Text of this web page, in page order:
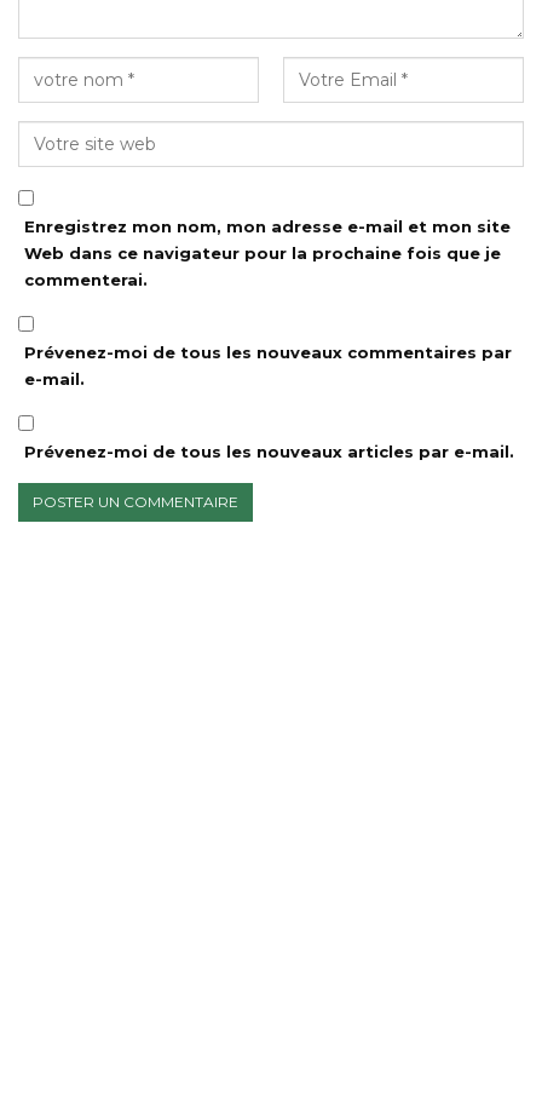
Enregistrez mon nom, mon adresse e-mail et mon site
Web dans ce navigateur pour la prochaine fois que je
commenterai.
Prévenez-moi de tous les nouveaux commentaires par
e-mail.
Prévenez-moi de tous les nouveaux articles par e-mail.